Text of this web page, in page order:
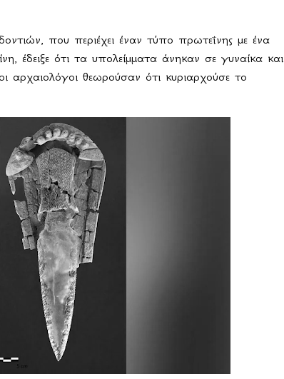
που περιέχει έναν τύπο πρωτεΐνης με ένα
έδειξε ότι τα υπολείμματα άνηκαν σε γυναίκα και
θεωρούσαν ότι κυριαρχούσε το